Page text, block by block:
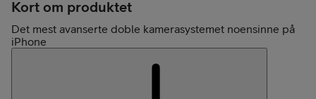
Kort om produktet
Det mest avanserte doble kamerasystemet noensinne på
iPhone